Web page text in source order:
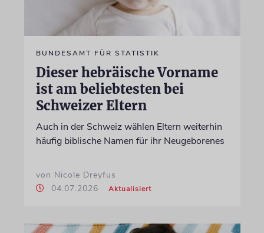
BUNDESAMT FÜR STATISTIK
Dieser hebräische Vorname
ist am beliebtesten bei
Schweizer Eltern
Auch in der Schweiz wählen Eltern weiterhin
häufig biblische Namen für ihr Neugeborenes
von Nicole Dreyfus
04.07.2026
Aktualisiert